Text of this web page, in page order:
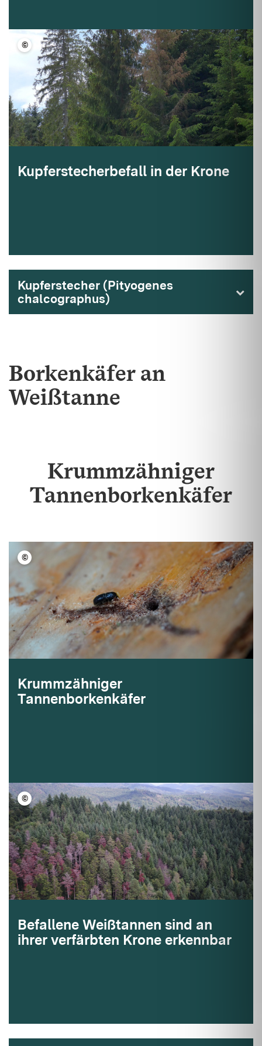
© FVA BW/Kautz
Kupferstecherbefall in der Krone
Kupferstecher (Pityogenes
chalcographus)
Borkenkäfer an
Weißtanne
Krummzähniger
Tannenborkenkäfer
© FVA BW/Wegscheider
Krummzähniger
Tannenborkenkäfer
© FVA BW/Riemer
Befallene Weißtannen sind an
ihrer verfärbten Krone erkennbar